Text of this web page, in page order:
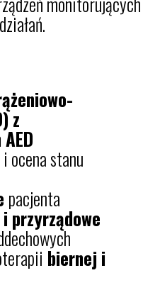
z
i ocena stanu
pacjenta
przyrządowe
biernej i